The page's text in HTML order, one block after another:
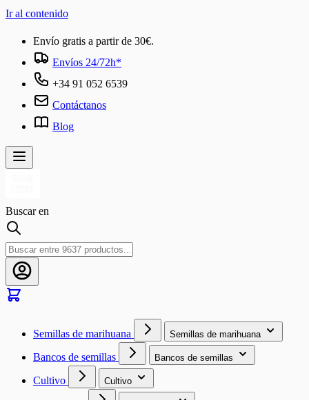
Ir al contenido
Envío gratis a partir de 30€.
Envíos 24/72h*
+34 91 052 6539
Contáctanos
Blog
Buscar en
Semillas de marihuana Semillas de marihuana
Bancos de semillas Bancos de semillas
Cultivo Cultivo